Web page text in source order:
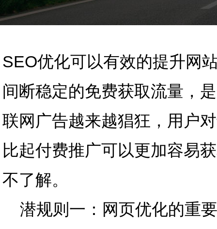
SEO优化可以有效的提升网
间断稳定的免费获取流量，
联网广告越来越猖狂，用户
比起付费推广可以更加容易
不了解。
潜规则一：网页优化的重